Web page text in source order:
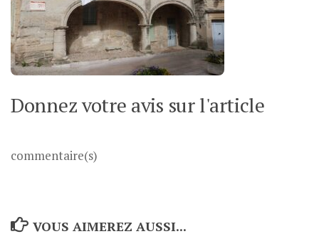
Donnez votre avis sur l'article
commentaire(s)
VOUS AIMEREZ AUSSI...